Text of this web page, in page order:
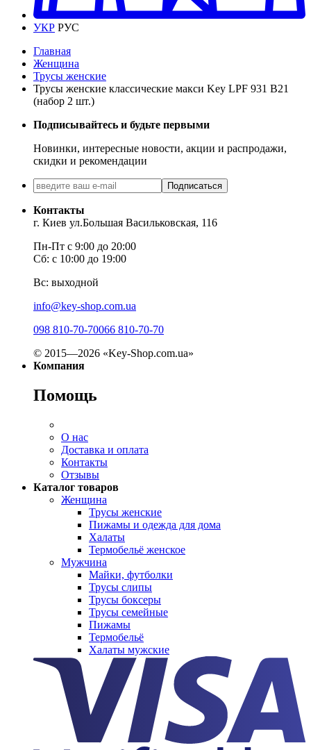
УКР РУС
Главная
Женщина
Трусы женские
Трусы женские классические макси Key LPF 931 B21
(набор 2 шт.)
Подписывайтесь и будьте первыми
Новинки, интересные новости, акции и распродажи,
скидки и рекомендации
Подписаться
Контакты
г. Киев ул.Большая Васильковская, 116
Пн-Пт с 9:00 до 20:00
Сб: с 10:00 до 19:00
Вс: выходной
info@key-shop.com.ua
098 810-70-70066 810-70-70
© 2015—2026 «Key-Shop.com.ua»
Компания
Помощь
О нас
Доставка и оплата
Контакты
Отзывы
Каталог товаров
Женщина
Трусы женские
Пижамы и одежда для дома
Халаты
Термобельё женское
Мужчина
Майки, футболки
Трусы слипы
Трусы боксеры
Трусы семейные
Пижамы
Термобельё
Халаты мужские